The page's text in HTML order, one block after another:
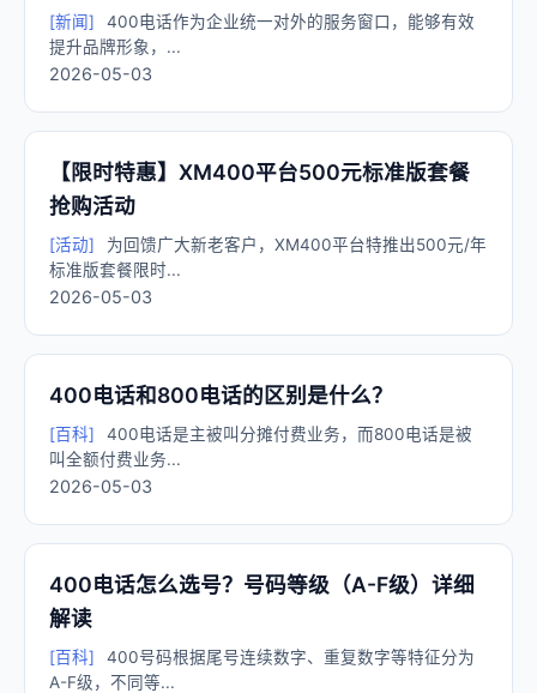
[新闻]
400电话作为企业统一对外的服务窗口，能够有效
提升品牌形象，...
2026-05-03
【限时特惠】XM400平台500元标准版套餐
抢购活动
[活动]
为回馈广大新老客户，XM400平台特推出500元/年
标准版套餐限时...
2026-05-03
400电话和800电话的区别是什么？
[百科]
400电话是主被叫分摊付费业务，而800电话是被
叫全额付费业务...
2026-05-03
400电话怎么选号？号码等级（A-F级）详细
解读
[百科]
400号码根据尾号连续数字、重复数字等特征分为
A-F级，不同等...